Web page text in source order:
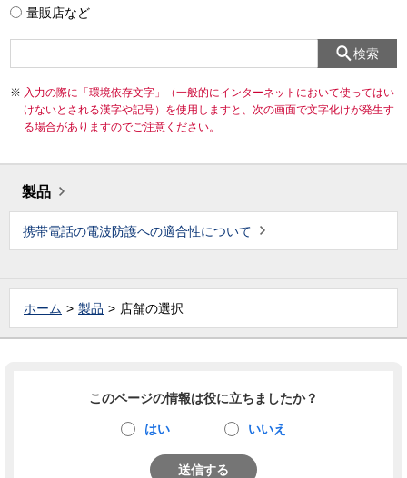
量販店など
検索
入力の際に「環境依存文字」（一般的にインターネットにおいて使ってはい
けないとされる漢字や記号）を使用しますと、次の画面で文字化けが発生す
る場合がありますのでご注意ください。
製品
携帯電話の電波防護への適合性について
ホーム 製品 店舗の選択
このページの情報は役に立ちましたか？
はい いいえ
送信する